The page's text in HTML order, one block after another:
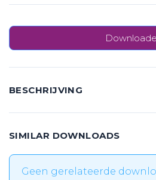
BESCHRIJVING
SIMILAR DOWNLOADS
Geen gerelateerde